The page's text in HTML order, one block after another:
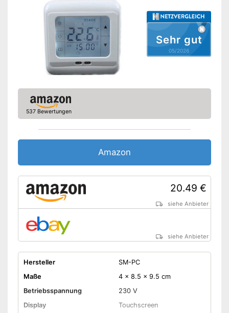
Sehr gut
05/2026
537 Bewertungen
Amazon
20.49 €
siehe Anbieter
siehe Anbieter
Hersteller
SM-PC
Maße
4 x 8.5 x 9.5 cm
Betriebsspannung
230 V
Display
Touchscreen